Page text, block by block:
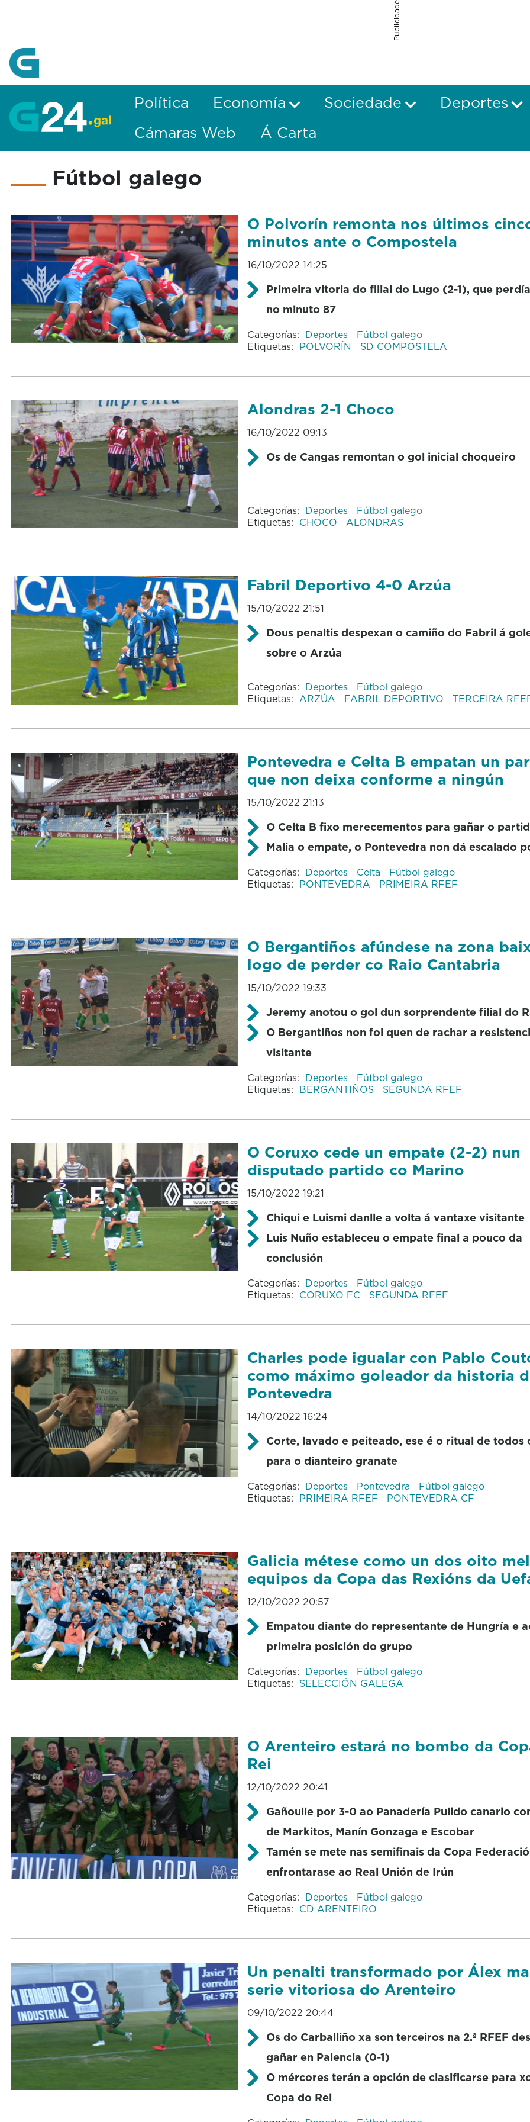
Publicidade
Política Economía Sociedade Deportes
Cámaras Web
Á Carta
Fútbol galego
O Polvorín remonta nos últimos
minutos ante o Compostela
16/10/2022 14:25
Primeira vitoria do filial do Lugo (2-1), que
no minuto 87
Categorías: Deportes
Fútbol galego
Etiquetas: POLVORÍN SD COMPOSTELA
Alondras 2-1 Choco
16/10/2022 09:13
Os de Cangas remontan o gol inicial choqueiro
Categorías: Deportes
Fútbol galego
Etiquetas: CHOCO ALONDRAS
Fabril Deportivo 4-0 Arzúa
15/10/2022 21:51
Dous penaltis despexan o camiño do Fabril á
sobre o Arzúa
Categorías: Deportes
Fútbol galego
Etiquetas: ARZÚA FABRIL DEPORTIVO TERCEIRA
Pontevedra e Celta B empatan un
que non deixa conforme a ningún
15/10/2022 21:13
O Celta B fixo merecementos para gañar o
Malia o empate, o Pontevedra non dá escalado
Categorías: Deportes Celta
Fútbol galego
Etiquetas: PONTEVEDRA PRIMEIRA RFEF
O Bergantiños afúndese na zona
logo de perder co Raio Cantabria
15/10/2022 19:33
Jeremy anotou o gol dun sorprendente filial do
O Bergantiños non foi quen de rachar a
visitante
Categorías: Deportes
Fútbol galego
Etiquetas: BERGANTIÑOS SEGUNDA RFEF
O Coruxo cede un empate (2-2) nun
disputado partido co Marino
15/10/2022 19:21
Chiqui e Luismi danlle a volta á vantaxe visitante
Luis Nuño estableceu o empate final a pouco da
conclusión
Categorías: Deportes
Fútbol galego
Etiquetas: CORUXO FC SEGUNDA RFEF
Charles pode igualar con Pablo
como máximo goleador da historia
Pontevedra
14/10/2022 16:24
Corte, lavado e peiteado, ese é o ritual de todos
para o dianteiro granate
Categorías: Deportes Pontevedra
Fútbol galego
Etiquetas: PRIMEIRA RFEF PONTEVEDRA CF
Galicia métese como un dos oito
equipos da Copa das Rexións da
12/10/2022 20:57
Empatou diante do representante de Hungría e
primeira posición do grupo
Categorías: Deportes
Fútbol galego
Etiquetas: SELECCIÓN GALEGA
O Arenteiro estará no bombo da
Rei
12/10/2022 20:41
Gañoulle por 3-0 ao Panadería Pulido canario
de Markitos, Manín Gonzaga e Escobar
Tamén se mete nas semifinais da Copa
enfrontarase ao Real Unión de Irún
Categorías: Deportes
Fútbol galego
Etiquetas: CD ARENTEIRO
Un penalti transformado por Álex
serie vitoriosa do Arenteiro
09/10/2022 20:44
Os do Carballiño xa son terceiros na 2.ª RFEF
gañar en Palencia (0-1)
O mércores terán a opción de clasificarse para
Copa do Rei